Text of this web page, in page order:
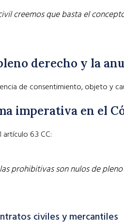
creemos que basta el
derecho y la
de consentimiento, objeto y
imperativa en el
6.3 CC:
prohibitivas son nulos de
civiles y mercantiles